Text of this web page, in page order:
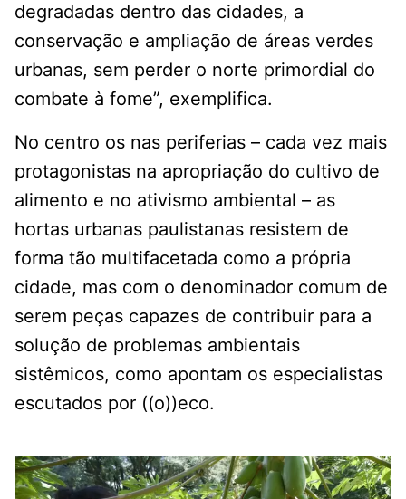
degradadas dentro das cidades, a
conservação e ampliação de áreas verdes
urbanas, sem perder o norte primordial do
combate à fome”, exemplifica.
No centro os nas periferias – cada vez mais
protagonistas na apropriação do cultivo de
alimento e no ativismo ambiental – as
hortas urbanas paulistanas resistem de
forma tão multifacetada como a própria
cidade, mas com o denominador comum de
serem peças capazes de contribuir para a
solução de problemas ambientais
sistêmicos, como apontam os especialistas
escutados por ((o))eco.